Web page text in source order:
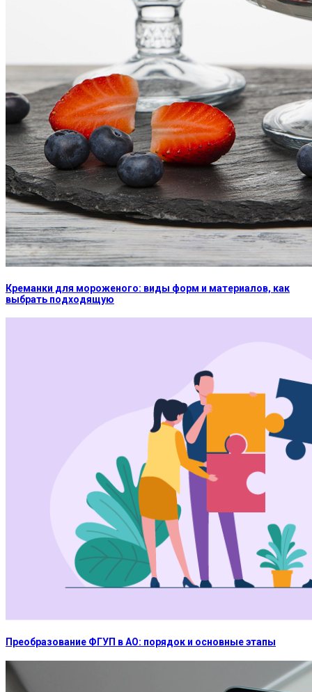
Креманки для мороженого: виды форм и материалов, как
выбрать подходящую
Преобразование ФГУП в АО: порядок и основные этапы